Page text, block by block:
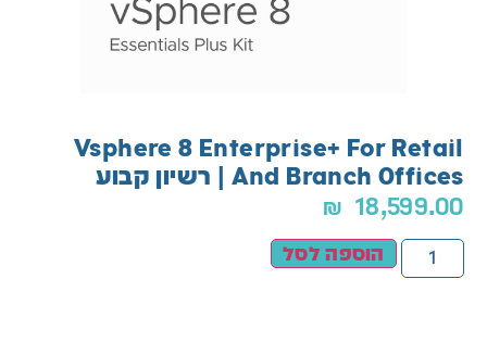
Vsphere 8 Enterprise+ For Retail
And Branch Offices | רשיון קבוע
₪ 18,599.00
הוספה לסל